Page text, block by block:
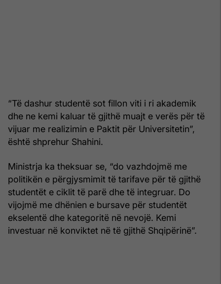
“Të dashur studentë sot fillon viti i ri akademik
dhe ne kemi kaluar të gjithë muajt e verës për të
vijuar me realizimin e Paktit për Universitetin”,
është shprehur Shahini.
Ministrja ka theksuar se, “do vazhdojmë me
politikën e përgjysmimit të tarifave për të gjithë
studentët e ciklit të parë dhe të integruar. Do
vijojmë me dhënien e bursave për studentët
ekselentë dhe kategoritë në nevojë. Kemi
investuar në konviktet në të gjithë Shqipërinë”.